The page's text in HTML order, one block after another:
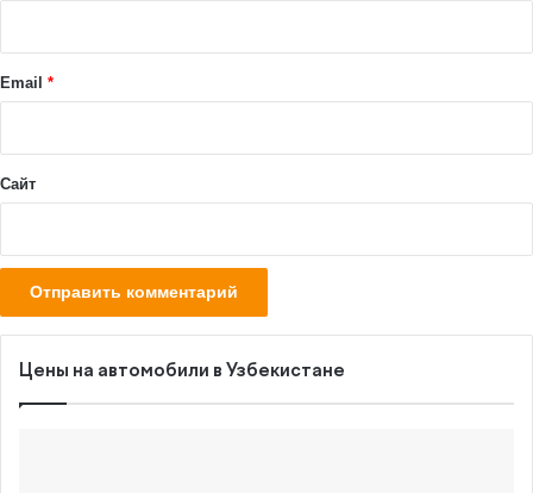
йEmail *
Сайт
Цены на автомобили в Узбекистане